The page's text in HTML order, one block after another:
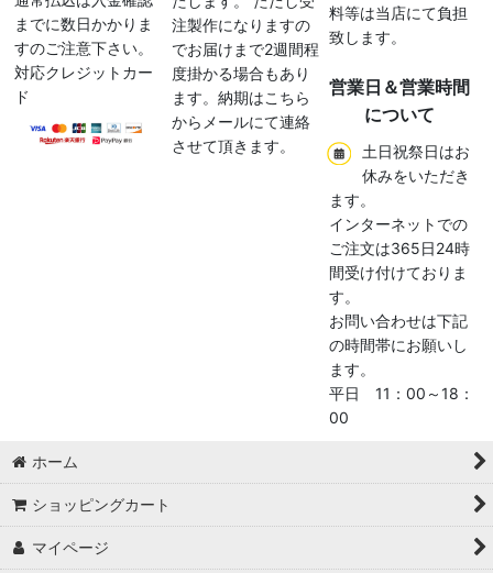
までに数日かかりま
すのご注意下さい。
対応クレジットカー
ド
注製作になりますの
でお届けまで2週間程
度掛かる場合もあり
ます。納期はこちら
からメールにて連絡
させて頂きます。
料等は当店にて負担
致します。
営業日＆営業時間
について
土日祝祭日はお
休みをいただき
ます。
インターネットでの
ご注文は365日24時
間受け付けておりま
す。
お問い合わせは下記
の時間帯にお願いし
ます。
平日 11：00～18：
00
ホーム
ショッピングカート
マイページ